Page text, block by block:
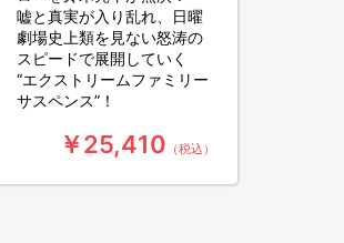
嘘と真実が入り乱れ、日曜
劇場史上類を見ない怒涛の
スピードで展開していく
“エクストリームファミリー
サスペンス”！
￥25,410 （税込）